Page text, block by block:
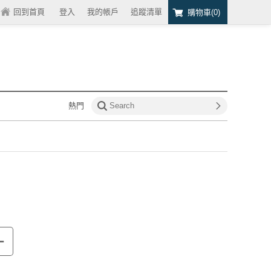
購物車(0)
追蹤清單
我的帳戶
登入
回到首頁
熱門